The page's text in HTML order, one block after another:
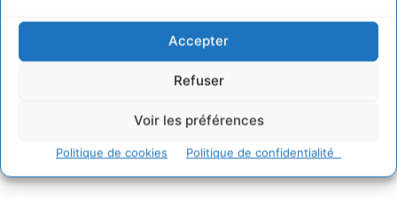
Accepter
Refuser
Voir les préférences
Politique de cookies Politique de confidentialité